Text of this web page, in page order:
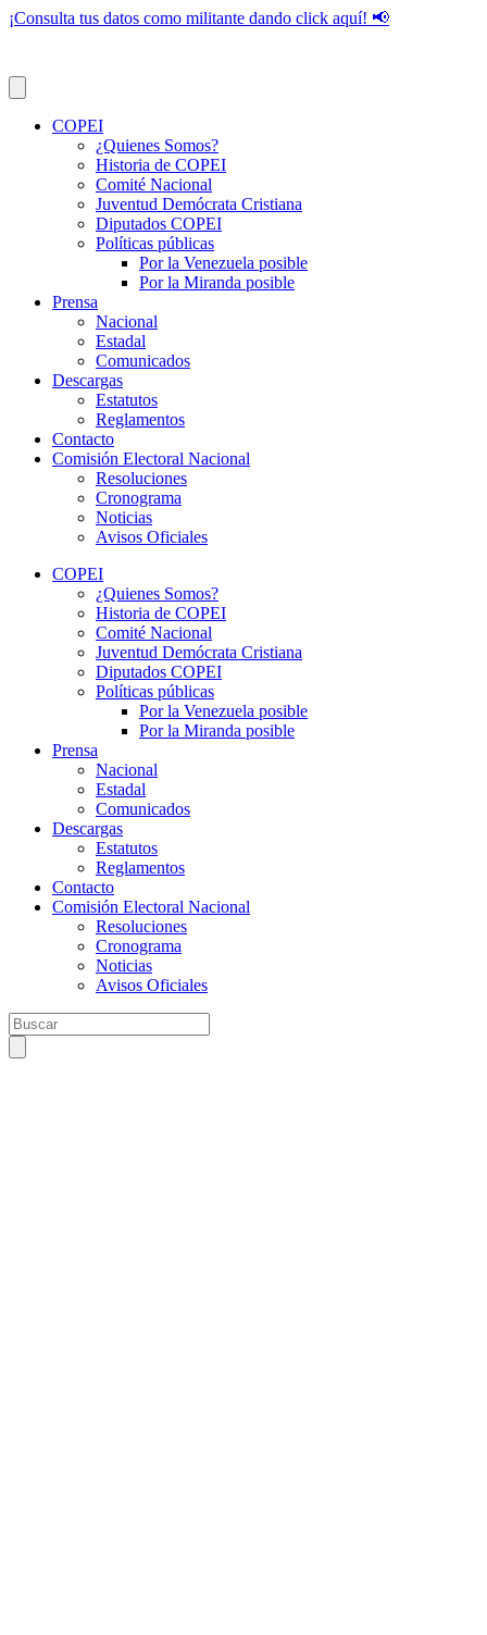
¡Consulta tus datos como militante dando click aquí! 📢
COPEI
¿Quienes Somos?
Historia de COPEI
Comité Nacional
Juventud Demócrata Cristiana
Diputados COPEI
Políticas públicas
Por la Venezuela posible
Por la Miranda posible
Prensa
Nacional
Estadal
Comunicados
Descargas
Estatutos
Reglamentos
Contacto
Comisión Electoral Nacional
Resoluciones
Cronograma
Noticias
Avisos Oficiales
COPEI
¿Quienes Somos?
Historia de COPEI
Comité Nacional
Juventud Demócrata Cristiana
Diputados COPEI
Políticas públicas
Por la Venezuela posible
Por la Miranda posible
Prensa
Nacional
Estadal
Comunicados
Descargas
Estatutos
Reglamentos
Contacto
Comisión Electoral Nacional
Resoluciones
Cronograma
Noticias
Avisos Oficiales